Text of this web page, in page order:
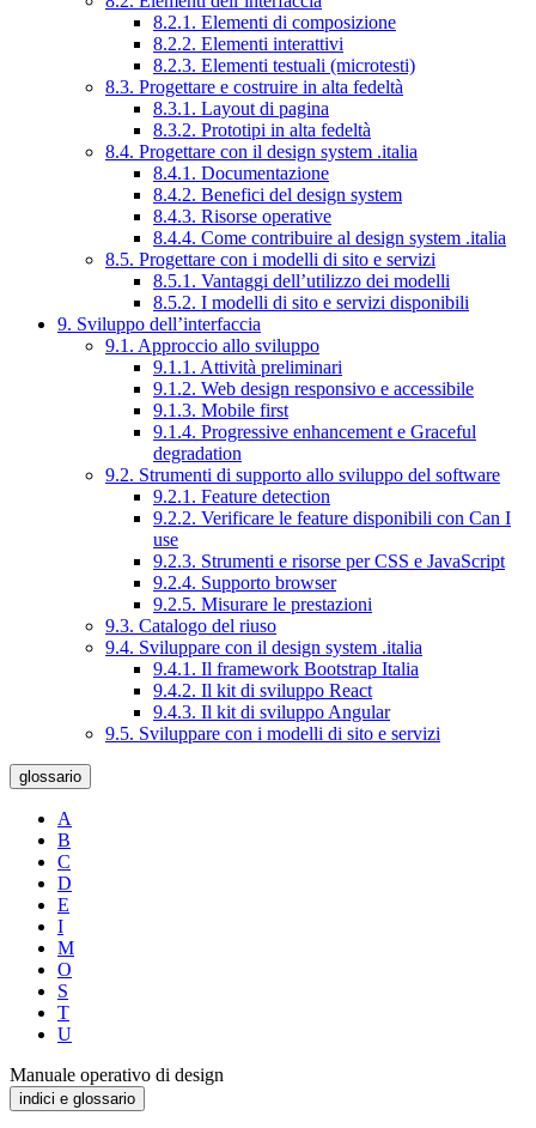
8.2.1. Elementi di composizione
8.2.2. Elementi interattivi
8.2.3. Elementi testuali (microtesti)
8.3. Progettare e costruire in alta fedeltà
8.3.1. Layout di pagina
8.3.2. Prototipi in alta fedeltà
8.4. Progettare con il design system .italia
8.4.1. Documentazione
8.4.2. Benefici del design system
8.4.3. Risorse operative
8.4.4. Come contribuire al design system .italia
8.5. Progettare con i modelli di sito e servizi
8.5.1. Vantaggi dell’utilizzo dei modelli
8.5.2. I modelli di sito e servizi disponibili
9. Sviluppo dell’interfaccia
9.1. Approccio allo sviluppo
9.1.1. Attività preliminari
9.1.2. Web design responsivo e accessibile
9.1.3. Mobile first
9.1.4. Progressive enhancement e Graceful
degradation
9.2. Strumenti di supporto allo sviluppo del software
9.2.1. Feature detection
9.2.2. Verificare le feature disponibili con Can I
use
9.2.3. Strumenti e risorse per CSS e JavaScript
9.2.4. Supporto browser
9.2.5. Misurare le prestazioni
9.3. Catalogo del riuso
9.4. Sviluppare con il design system .italia
9.4.1. Il framework Bootstrap Italia
9.4.2. Il kit di sviluppo React
9.4.3. Il kit di sviluppo Angular
9.5. Sviluppare con i modelli di sito e servizi
glossario
A
B
C
D
E
I
M
O
S
T
U
Manuale operativo di design
indici e glossario